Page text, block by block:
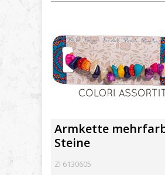
Armkette
Steine
ZI 6130605